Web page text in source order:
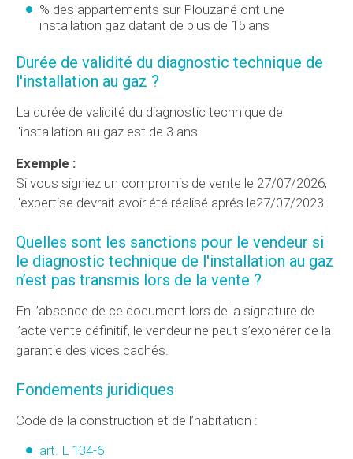
% des appartements sur Plouzané ont une
installation gaz datant de plus de 15 ans
Durée de validité du diagnostic technique de
l'installation au gaz ?
La durée de validité du diagnostic technique de
l'installation au gaz est de 3 ans.
Exemple :
Si vous signiez un compromis de vente le 27/07/2026,
l'expertise devrait avoir été réalisé aprés le27/07/2023.
Quelles sont les sanctions pour le vendeur si
le diagnostic technique de l'installation au gaz
n’est pas transmis lors de la vente ?
En l’absence de ce document lors de la signature de
l’acte vente définitif, le vendeur ne peut s’exonérer de la
garantie des vices cachés.
Fondements juridiques
Code de la construction et de l’habitation :
art. L 134-6